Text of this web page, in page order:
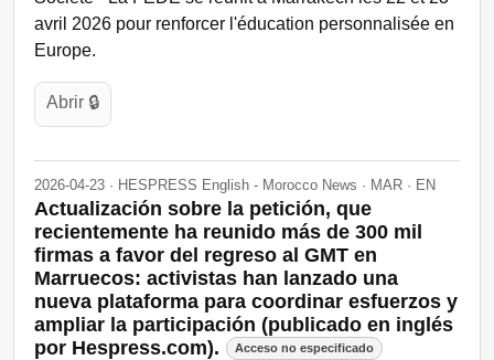
avril 2026 pour renforcer l'éducation personnalisée en
Europe.
Abrir 🔒
2026-04-23 · HESPRESS English - Morocco News · MAR · EN
Actualización sobre la petición, que
recientemente ha reunido más de 300 mil
firmas a favor del regreso al GMT en
Marruecos: activistas han lanzado una
nueva plataforma para coordinar esfuerzos y
ampliar la participación (publicado en inglés
por Hespress.com).
Acceso no especificado